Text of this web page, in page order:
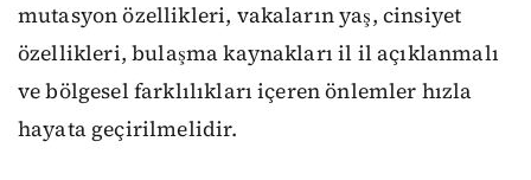
mutasyon özellikleri, vakaların yaş, cinsiyet
özellikleri, bulaşma kaynakları il il açıklanmalı
ve bölgesel farklılıkları içeren önlemler hızla
hayata geçirilmelidir.